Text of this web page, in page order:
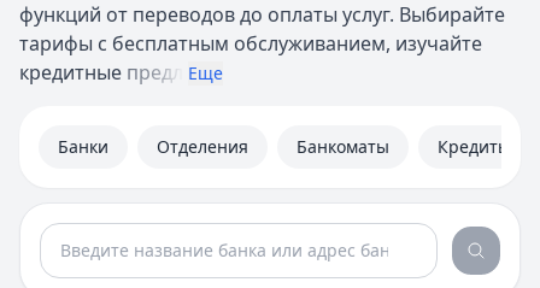
функций от переводов до оплаты услуг. Выбирайте
тарифы с бесплатным обслуживанием, изучайте
кредитные предл Еще
Банки Отделения Банкоматы Кредиты
Банкоматы в городе Москве
Всего банкоматов:20. Текущая страница: из 227.
1
2